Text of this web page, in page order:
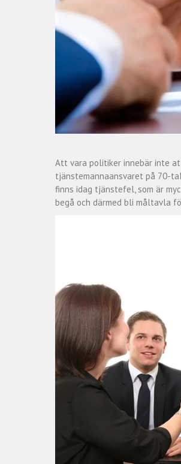
Att vara politiker innebär inte
tjänstemannaansvaret på 70-
finns idag tjänstefel, som är
begå och därmed bli måltavla